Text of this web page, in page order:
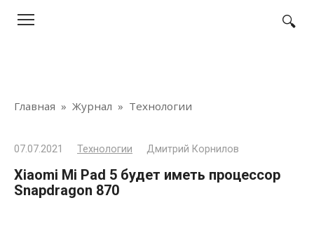
Главная » Журнал » Технологии
07.07.2021 Технологии Дмитрий Корнилов
Xiaomi Mi Pad 5 будет иметь процессор
Snapdragon 870